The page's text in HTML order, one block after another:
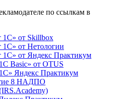
по ссылкам в
1С» от Skillbox
от Нетологии
1С» от Яндекс Практикум
Basic» от OTUS
Яндекс Практикум
8 НАДПО